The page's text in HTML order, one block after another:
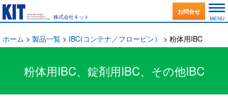
株式会社キット
お問合せ
MENU
事業一覧
ホーム > 製品一覧 > IBC(コンテナ／フロービン） > 粉体用IBC
粉体用IBC、錠剤用IBC、その他IBC